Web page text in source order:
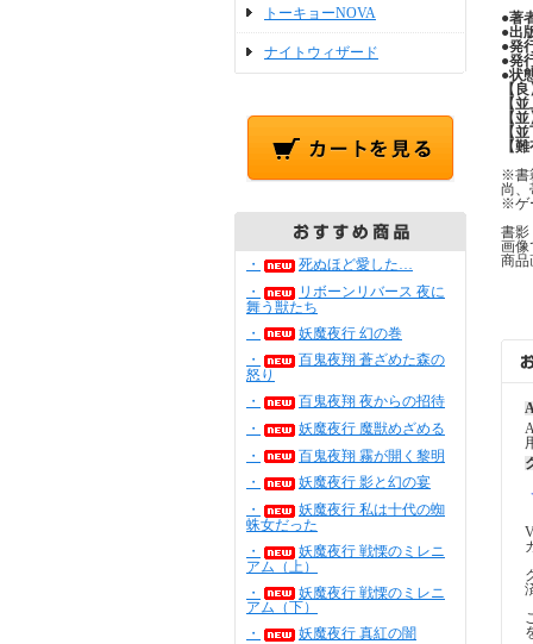
トーキョーNOVA
ナイトウィザード
・
死ぬほど愛した…
・
リボーンリバース 夜に
舞う獣たち
・
妖魔夜行 幻の巻
・
百鬼夜翔 蒼ざめた森の
怒り
・
百鬼夜翔 夜からの招待
・
妖魔夜行 魔獣めざめる
・
百鬼夜翔 霧が開く黎明
・
妖魔夜行 影と幻の宴
・
妖魔夜行 私は十代の蜘
蛛女だった
・
妖魔夜行 戦慄のミレニ
アム（上）
・
妖魔夜行 戦慄のミレニ
アム（下）
・
妖魔夜行 真紅の闇
●著
●出
●発
●発
●状
【
【
【
【
【
※書
尚、
※ゲ
書影
画像
商品